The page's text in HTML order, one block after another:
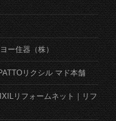
ー住器（株）
リクシル マド本舗
リフォームネット｜リフ